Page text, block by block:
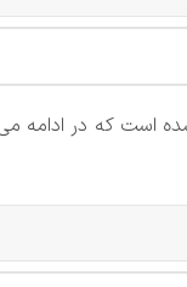
است که در ادامه